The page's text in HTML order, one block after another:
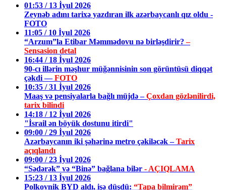
01:53 / 13 İyul 2026
Zeynəb adını tarixə yazdıran ilk azərbaycanlı qız oldu -
FOTO
11:05 / 10 İyul 2026
“Arzum”la Etibar Məmmədovu nə birləşdirir?–
Sensasion detal
16:44 / 18 İyul 2026
90-cı illərin məşhur müğənnisinin son görüntüsü diqqət
çəkdi —FOTO
10:35 / 31 İyul 2026
Maaş və pensiyalarla bağlı müjdə –Çoxdan gözlənilirdi,
tarix bilindi
14:18 / 12 İyul 2026
"İsrail ən böyük dostunu itirdi"
09:00 / 29 İyul 2026
Azərbaycanın iki şəhərinə metro çəkiləcək –Tarix
açıqlandı
09:00 / 23 İyul 2026
“Sədərək” və “Binə” bağlana bilər - AÇIQLAMA
15:23 / 13 İyul 2026
Polkovnik BYD aldı, işə düşdü: “Tapa bilmirəm”